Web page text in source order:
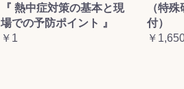
『 熱中症対策の基本と現
場での予防ポイント 』
￥1
（特
付）
￥